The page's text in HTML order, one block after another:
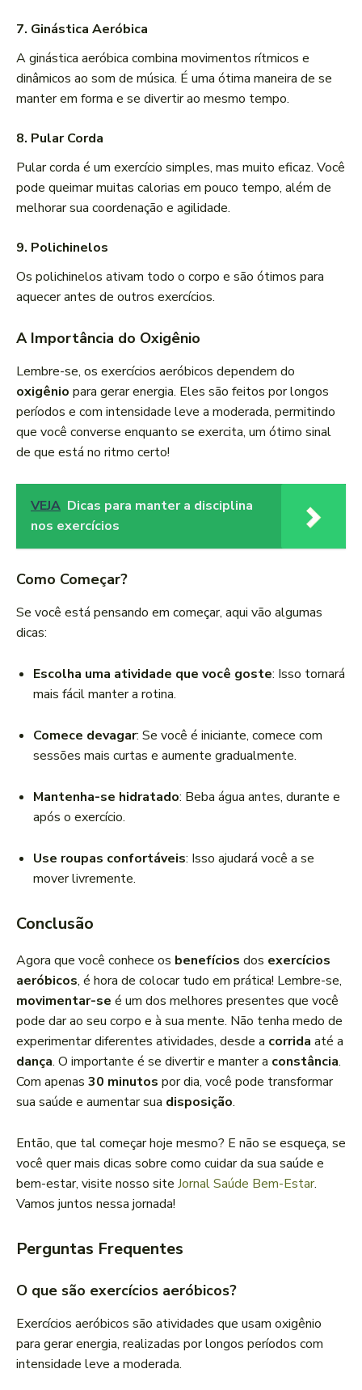
7. Ginástica Aeróbica
A ginástica aeróbica combina movimentos rítmicos e
dinâmicos ao som de música. É uma ótima maneira de se
manter em forma e se divertir ao mesmo tempo.
8. Pular Corda
Pular corda é um exercício simples, mas muito eficaz. Você
pode queimar muitas calorias em pouco tempo, além de
melhorar sua coordenação e agilidade.
9. Polichinelos
Os polichinelos ativam todo o corpo e são ótimos para
aquecer antes de outros exercícios.
A Importância do Oxigênio
Lembre-se, os exercícios aeróbicos dependem do
oxigênio para gerar energia. Eles são feitos por longos
períodos e com intensidade leve a moderada, permitindo
que você converse enquanto se exercita, um ótimo sinal
de que está no ritmo certo!
VEJA Dicas para manter a disciplina
nos exercícios
Como Começar?
Se você está pensando em começar, aqui vão algumas
dicas:
Escolha uma atividade que você goste: Isso tornará
mais fácil manter a rotina.
Comece devagar: Se você é iniciante, comece com
sessões mais curtas e aumente gradualmente.
Mantenha-se hidratado: Beba água antes, durante e
após o exercício.
Use roupas confortáveis: Isso ajudará você a se
mover livremente.
Conclusão
Agora que você conhece os benefícios dos exercícios
aeróbicos, é hora de colocar tudo em prática! Lembre-se,
movimentar-se é um dos melhores presentes que você
pode dar ao seu corpo e à sua mente. Não tenha medo de
experimentar diferentes atividades, desde a corrida até a
dança. O importante é se divertir e manter a constância.
Com apenas 30 minutos por dia, você pode transformar
sua saúde e aumentar sua disposição.
Então, que tal começar hoje mesmo? E não se esqueça, se
você quer mais dicas sobre como cuidar da sua saúde e
bem-estar, visite nosso site Jornal Saúde Bem-Estar.
Vamos juntos nessa jornada!
Perguntas Frequentes
O que são exercícios aeróbicos?
Exercícios aeróbicos são atividades que usam oxigênio
para gerar energia, realizadas por longos períodos com
intensidade leve a moderada.